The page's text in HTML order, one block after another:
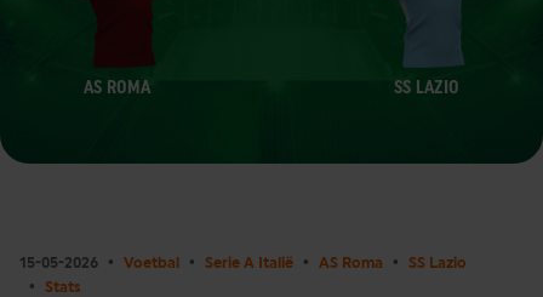
AS ROMA SS LAZIO
15-05-2026 Voetbal Serie A Italië AS Roma
SS Lazio
Stats